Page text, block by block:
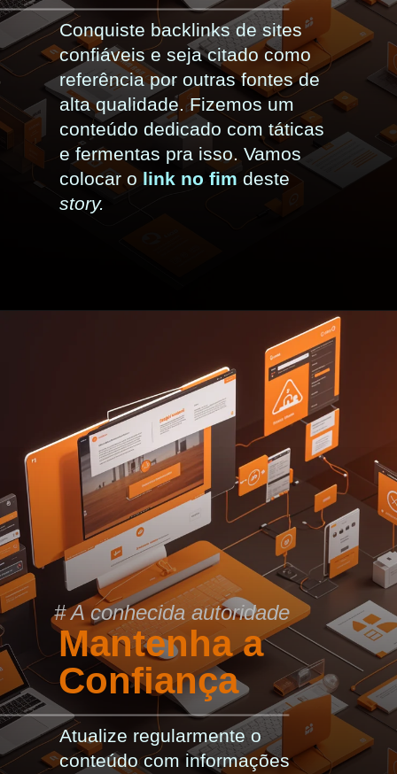
Conquiste backlinks de sites
confiáveis e seja citado como
referência por outras fontes de
alta qualidade. Fizemos um
conteúdo dedicado com táticas
e fermentas pra isso. Vamos
colocar o link no fim deste
story.
Mantenha a
Confiança
# A conhecida autoridade
Atualize regularmente o
conteúdo com informações